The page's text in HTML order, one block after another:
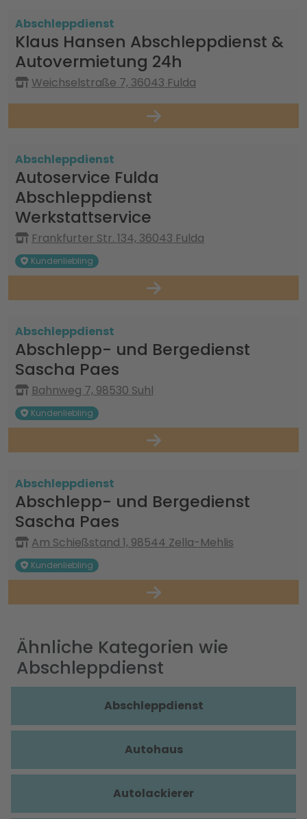
Abschleppdienst
Klaus Hansen Abschleppdienst &
Autovermietung 24h
Weichselstraße 7, 36043 Fulda
Abschleppdienst
Autoservice Fulda
Abschleppdienst
Werkstattservice
Frankfurter Str. 134, 36043 Fulda
Kundenliebling
Abschleppdienst
Abschlepp- und Bergedienst
Sascha Paes
Bahnweg 7, 98530 Suhl
Kundenliebling
Abschleppdienst
Abschlepp- und Bergedienst
Sascha Paes
Am Schießstand 1, 98544 Zella-Mehlis
Kundenliebling
Ähnliche Kategorien wie
Abschleppdienst
Abschleppdienst
Autohaus
Autolackierer